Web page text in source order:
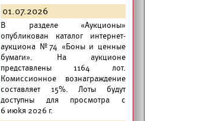
01.07.2026
В разделе «Аукционы»
опубликован каталог интернет-
аукциона №74 «Боны и ценные
бумаги». На аукционе
представлены 1164 лот.
Комиссионное вознаграждение
составляет 15%. Лоты будут
доступны для просмотра с
6 июkя 2026 г.